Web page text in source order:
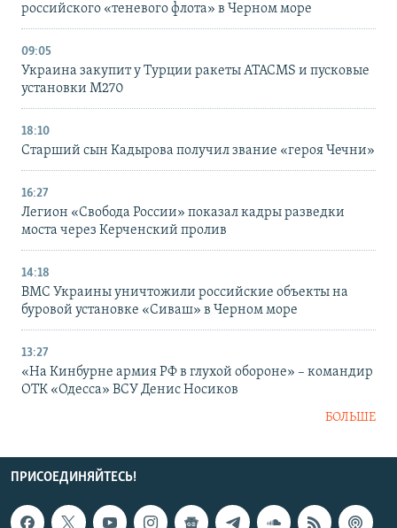
российского «теневого флота» в Черном море
09:05
Украина закупит у Турции ракеты ATACMS и пусковые
установки M270
18:10
Старший сын Кадырова получил звание «героя Чечни»
16:27
Легион «Свобода России» показал кадры разведки
моста через Керченский пролив
14:18
ВМС Украины уничтожили российские объекты на
буровой установке «Сиваш» в Черном море
13:27
«На Кинбурне армия РФ в глухой обороне» – командир
ОТК «Одесса» ВСУ Денис Носиков
БОЛЬШЕ
ПРИСОЕДИНЯЙТЕСЬ!